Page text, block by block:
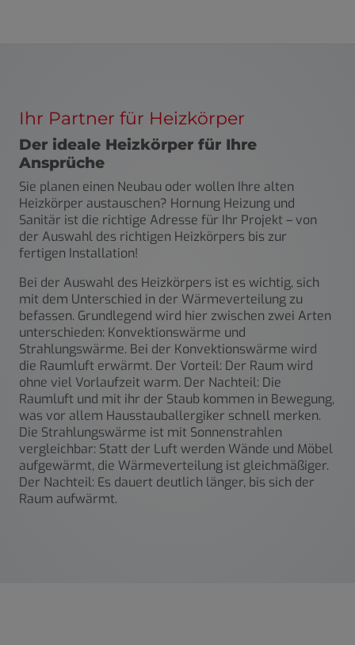
Ihr Partner für Heizkörper
Der ideale Heizkörper für Ihre
Ansprüche
Sie planen einen Neubau oder wollen Ihre alten
Heizkörper austauschen? Hornung Heizung und
Sanitär ist die richtige Adresse für Ihr Projekt – von
der Auswahl des richtigen Heizkörpers bis zur
fertigen Installation!
Bei der Auswahl des Heizkörpers ist es wichtig, sich
mit dem Unterschied in der Wärmeverteilung zu
befassen. Grundlegend wird hier zwischen zwei Arten
unterschieden: Konvektionswärme und
Strahlungswärme. Bei der Konvektionswärme wird
die Raumluft erwärmt. Der Vorteil: Der Raum wird
ohne viel Vorlaufzeit warm. Der Nachteil: Die
Raumluft und mit ihr der Staub kommen in Bewegung,
was vor allem Hausstauballergiker schnell merken.
Die Strahlungswärme ist mit Sonnenstrahlen
vergleichbar: Statt der Luft werden Wände und Möbel
aufgewärmt, die Wärmeverteilung ist gleichmäßiger.
Der Nachteil: Es dauert deutlich länger, bis sich der
Raum aufwärmt.